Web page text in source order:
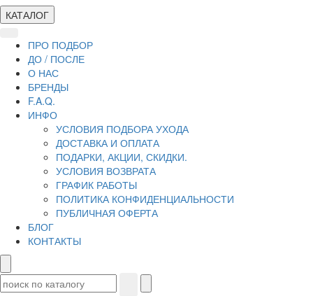
КАТАЛОГ
ПРО ПОДБОР
ДО / ПОСЛЕ
О НАС
БРЕНДЫ
F.A.Q.
ИНФО
УСЛОВИЯ ПОДБОРА УХОДА
ДОСТАВКА И ОПЛАТА
ПОДАРКИ, АКЦИИ, СКИДКИ.
УСЛОВИЯ ВОЗВРАТА
ГРАФИК РАБОТЫ
ПОЛИТИКА КОНФИДЕНЦИАЛЬНОСТИ
ПУБЛИЧНАЯ ОФЕРТА
БЛОГ
КОНТАКТЫ